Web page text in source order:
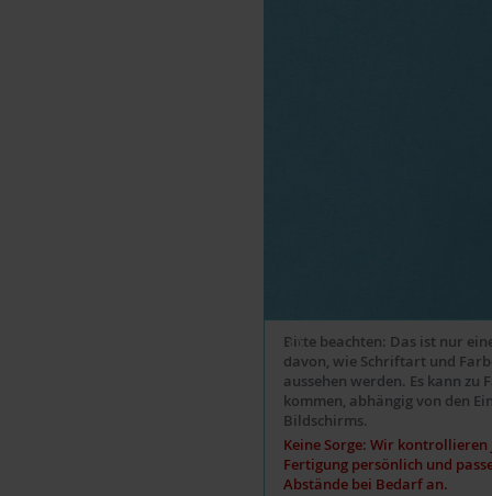
Bitte beachten: Das ist nur
davon, wie Schriftart und
aussehen werden. Es kann zu
kommen, abhängig von den
Bildschirms.
Keine Sorge: Wir
Fertigung persönlich und
Abstände bei Bedarf an.